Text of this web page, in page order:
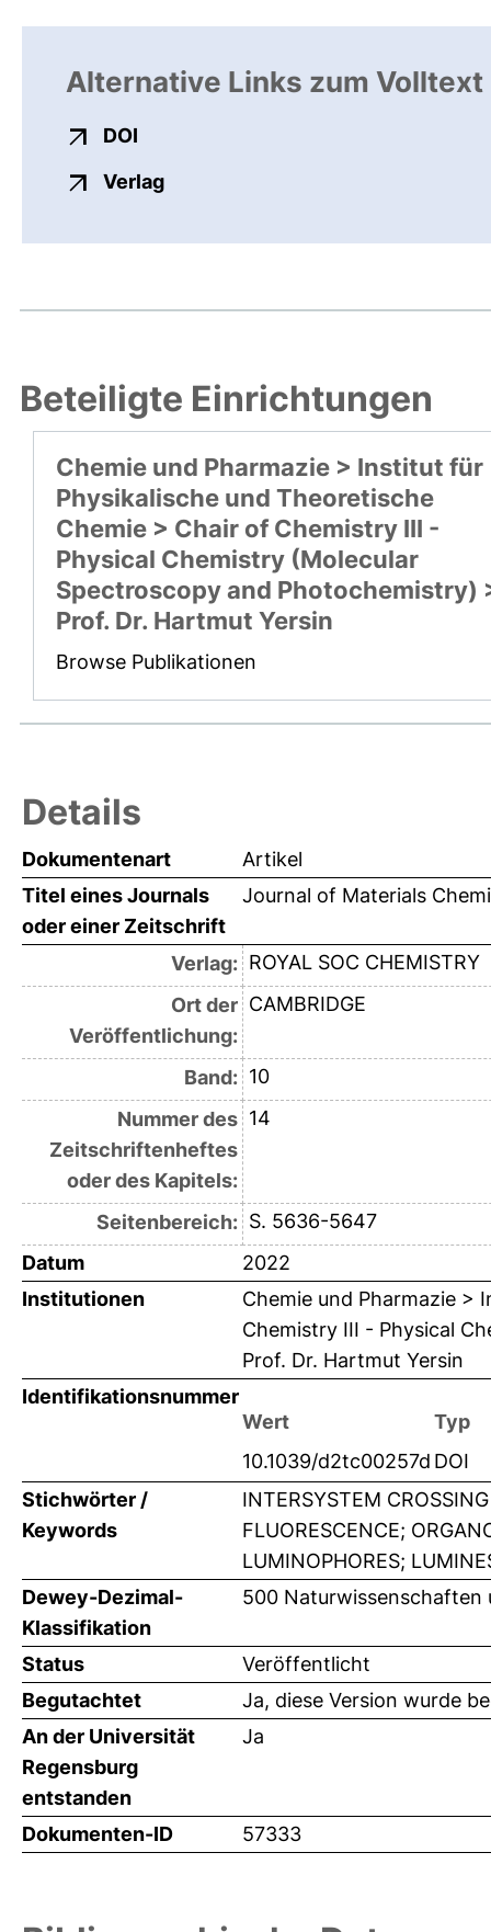
Alternative Links zum Volltext
DOI
Verlagexterner Link, öffnet neues
Beteiligte Einrichtungen
Chemie und Pharmazie > Institut für
Physikalische und Theoretische
Chemie > Chair of Chemistry III -
Physical Chemistry (Molecular
Spectroscopy and Photochemistry)
Prof. Dr. Hartmut Yersin
Browse Publikationen
Details
Dokumentenart
Artikel
Titel eines Journals
oder einer Zeitschrift
Journal of Materials
Verlag: ROYAL SOC CHEMISTRY
Ort der
Veröffentlichung:
CAMBRIDGE
Band: 10
Nummer des
Zeitschriftenheftes
oder des Kapitels:
14
Seitenbereich: S. 5636-5647
Datum
2022
Institutionen
Chemie und Pharmazie >
Chemistry III - Physical
Prof. Dr. Hartmut Yersin
Identifikationsnummer
Wert
Typ
10.1039/d2tc00257d DOI
Stichwörter /
Keywords
INTERSYSTEM
FLUORESCENCE;
LUMINOPHORES;
Dewey-Dezimal-
Klassifikation
500 Naturwissenschaften
Status
Veröffentlicht
Begutachtet
Ja, diese Version wurde
An der Universität
Regensburg
entstanden
Ja
Dokumenten-ID 57333